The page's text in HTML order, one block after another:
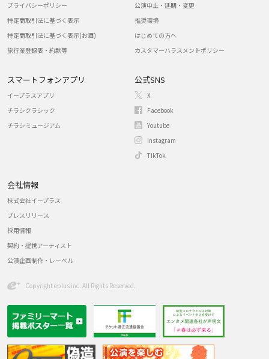
プライバシーポリシー
特定商取引法に基づく表示
特定商取引法に基づく表示(お酒)
旅行業登録表・約款等
公演中止・延期・変更
推奨環境
はじめての方へ
カスタマーハラスメントポリシー
スマートフォンアプリ
イープラスアプリ
チラシクラシック
チラシミュージアム
公式SNS
X
Facebook
Youtube
Instagram
TikTok
会社情報
株式会社イープラス
プレスリリース
採用情報
契約・提携アーティスト
公演企画制作・レーベル
Copyright eplus inc. All Rights Reserved.